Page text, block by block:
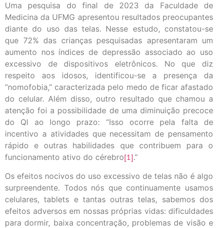
Uma pesquisa do final de 2023 da Faculdade de
Medicina da UFMG apresentou resultados preocupantes
diante do uso das telas. Nesse estudo, constatou-se
que 72% das crianças pesquisadas apresentaram um
aumento nos índices de depressão associado ao uso
excessivo de dispositivos eletrônicos. No que diz
respeito aos idosos, identificou-se a presença da
“nomofobia,” caracterizada pelo medo de ficar afastado
do celular. Além disso, outro resultado que chamou a
atenção foi a possibilidade de uma diminuição precoce
do QI ao longo prazo: “Isso ocorre pela falta de
incentivo a atividades que necessitam de pensamento
rápido e outras habilidades que contribuem para o
funcionamento ativo do cérebro[1].”
Os efeitos nocivos do uso excessivo de telas não é algo
surpreendente. Todos nós que continuamente usamos
celulares, tablets e tantas outras telas, sabemos dos
efeitos adversos em nossas próprias vidas: dificuldades
para dormir, baixa concentração, problemas de visão e